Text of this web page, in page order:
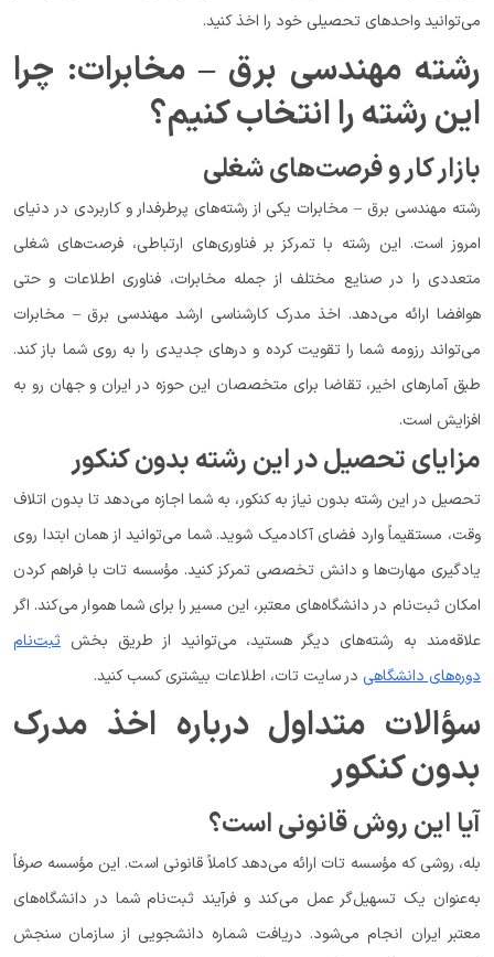
می‌توانید واحدهای تحصیلی خود را اخذ کنید.
رشته مهندسی برق – مخابرات: چرا
این رشته را انتخاب کنیم؟
بازار کار و فرصت‌های شغلی
رشته مهندسی برق – مخابرات یکی از رشته‌های پرطرفدار و کاربردی در دنیای
امروز است. این رشته با تمرکز بر فناوری‌های ارتباطی، فرصت‌های شغلی
متعددی را در صنایع مختلف از جمله مخابرات، فناوری اطلاعات و حتی
هوافضا ارائه می‌دهد. اخذ مدرک کارشناسی ارشد مهندسی برق – مخابرات
می‌تواند رزومه شما را تقویت کرده و درهای جدیدی را به روی شما باز کند.
طبق آمارهای اخیر، تقاضا برای متخصصان این حوزه در ایران و جهان رو به
افزایش است.
مزایای تحصیل در این رشته بدون کنکور
تحصیل در این رشته بدون نیاز به کنکور، به شما اجازه می‌دهد تا بدون اتلاف
وقت، مستقیماً وارد فضای آکادمیک شوید. شما می‌توانید از همان ابتدا روی
یادگیری مهارت‌ها و دانش تخصصی تمرکز کنید. مؤسسه تات با فراهم کردن
امکان ثبت‌نام در دانشگاه‌های معتبر، این مسیر را برای شما هموار می‌کند. اگر
علاقه‌مند به رشته‌های دیگر هستید، می‌توانید از طریق بخش ثبت‌نام
دوره‌های دانشگاهی در سایت تات، اطلاعات بیشتری کسب کنید.
سؤالات متداول درباره اخذ مدرک
بدون کنکور
آیا این روش قانونی است؟
بله، روشی که مؤسسه تات ارائه می‌دهد کاملاً قانونی است. این مؤسسه صرفاً
به‌عنوان یک تسهیل‌گر عمل می‌کند و فرآیند ثبت‌نام شما در دانشگاه‌های
معتبر ایران انجام می‌شود. دریافت شماره دانشجویی از سازمان سنجش